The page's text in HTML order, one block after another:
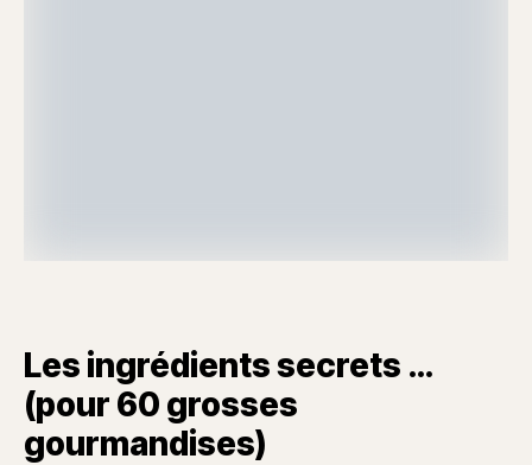
Les ingrédients secrets …
(pour 60 grosses
gourmandises)